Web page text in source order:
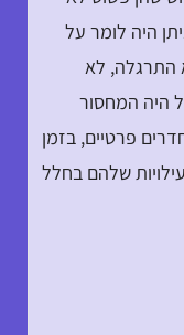
היה לומר על
התרגלה, לא
היה המחסור
פרטיים, בזמן
שלהם בחלל